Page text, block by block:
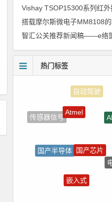
热门标签
传感器信号
强国之列
5G
嵌入式